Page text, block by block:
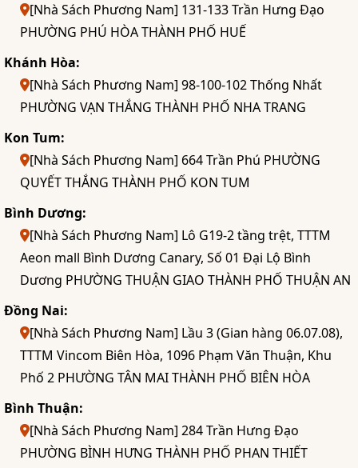
[Nhà Sách Phương Nam] 131-133 Trần Hưng Đạo
PHƯỜNG PHÚ HÒA THÀNH PHỐ HUẾ
Khánh Hòa:
[Nhà Sách Phương Nam] 98-100-102 Thống Nhất
PHƯỜNG VẠN THẮNG THÀNH PHỐ NHA TRANG
Kon Tum:
[Nhà Sách Phương Nam] 664 Trần Phú PHƯỜNG
QUYẾT THẮNG THÀNH PHỐ KON TUM
Bình Dương:
[Nhà Sách Phương Nam] Lô G19-2 tầng trệt, TTTM
Aeon mall Bình Dương Canary, Số 01 Đại Lộ Bình
Dương PHƯỜNG THUẬN GIAO THÀNH PHỐ THUẬN AN
Đồng Nai:
[Nhà Sách Phương Nam] Lầu 3 (Gian hàng 06.07.08),
TTTM Vincom Biên Hòa, 1096 Phạm Văn Thuận, Khu
Phố 2 PHƯỜNG TÂN MAI THÀNH PHỐ BIÊN HÒA
Bình Thuận:
[Nhà Sách Phương Nam] 284 Trần Hưng Đạo
PHƯỜNG BÌNH HƯNG THÀNH PHỐ PHAN THIẾT